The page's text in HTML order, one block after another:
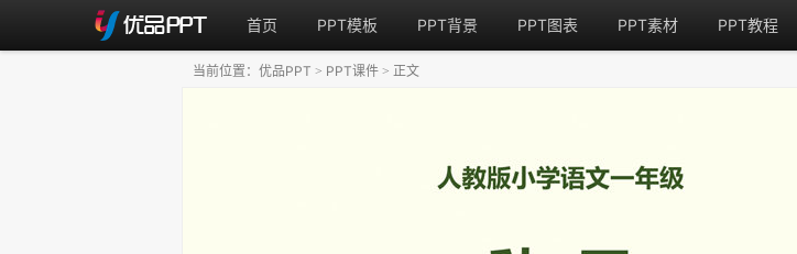
首页 PPT模板 PPT背景 PPT图表 PPT素材 PPT教程
当前位置： 优品PPT > PPT课件 > 正文